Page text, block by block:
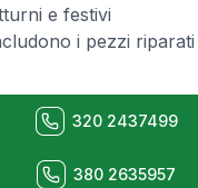
e festivi
i pezzi riparati
320 2437499
380 2635957